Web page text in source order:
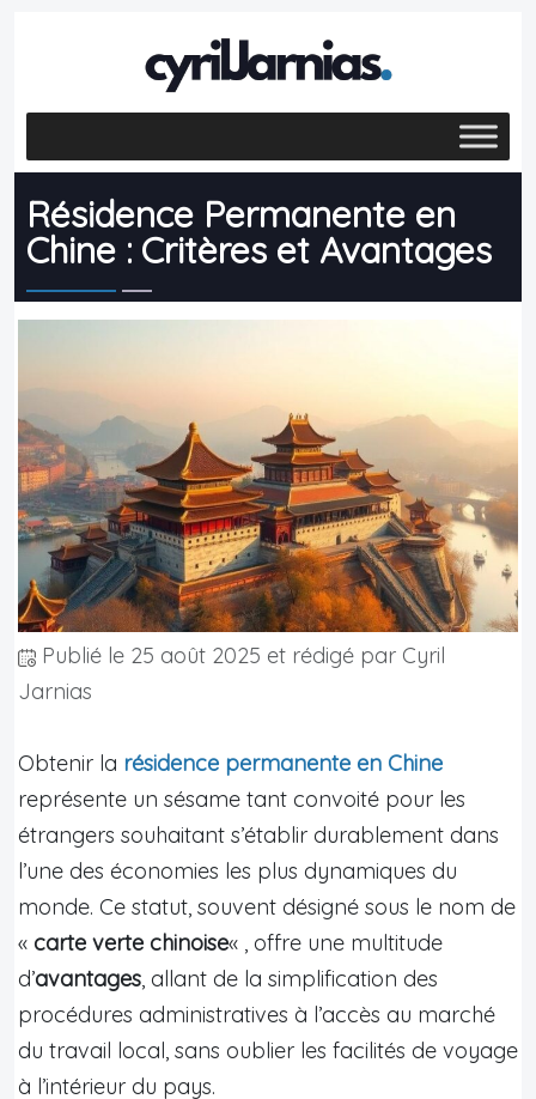
Résidence Permanente en
Chine : Critères et Avantages
Publié le 25 août 2025 et rédigé par Cyril
Jarnias
Obtenir la résidence permanente en Chine
représente un sésame tant convoité pour les
étrangers souhaitant s’établir durablement dans
l’une des économies les plus dynamiques du
monde. Ce statut, souvent désigné sous le nom de
« carte verte chinoise« , offre une multitude
d’avantages, allant de la simplification des
procédures administratives à l’accès au marché
du travail local, sans oublier les facilités de voyage
à l’intérieur du pays.